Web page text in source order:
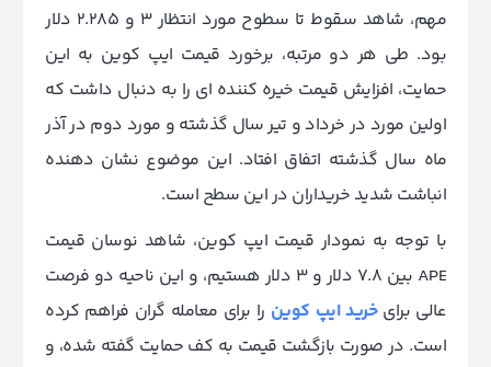
مهم، شاهد سقوط تا سطوح مورد انتظار 3 و 2.285 دلار
بود. طی هر دو مرتبه، برخورد قیمت ایپ‌‍ کوین به این
حمایت، افزایش قیمت خیره کننده ای را به دنبال داشت که
اولین مورد در خرداد و تیر سال گذشته و مورد دوم در آذر
ماه سال گذشته اتفاق افتاد. این موضوع نشان دهنده
انباشت شدید خریداران در این سطح است.
با توجه به نمودار قیمت ایپ‌ کوین، شاهد نوسان قیمت
APE بین 7.8 دلار و 3 دلار هستیم، و این ناحیه دو فرصت
عالی برایخرید ایپ کوین را برای معامله گران فراهم کرده
است. در صورت بازگشت قیمت به کف حمایت گفته شده، و